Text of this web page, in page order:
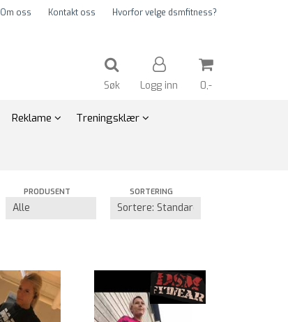
Om oss Kontakt oss Hvorfor velge dsmfitness?
Søk Logg inn 0,-
Reklame Treningsklær
PRODUSENT SORTERING
Trykk ENTER for å søke